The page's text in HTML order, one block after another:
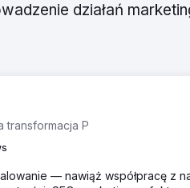
działań
transformacja P
— nawiąż współpracę z